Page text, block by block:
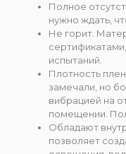
Полное
нужно ждать,
Не горит.
испытаний. ⠀
Плотность
замечали, но
вибрацией на
помещении.
Обладают
позволяет